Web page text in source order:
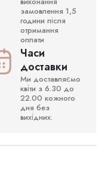
замовлення 1,5
години після
отримання
оплати
Часи
доставки
Ми доставляємо
квіти з 6.30 до
22.00 кожного
дня без
вихідних.